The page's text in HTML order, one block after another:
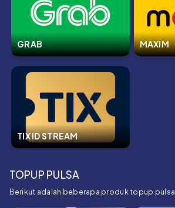
GRAB MAXIM
TIX ID STREAM
TOPUP PULSA
Berikut adalah beberapa produk topup pulsa.